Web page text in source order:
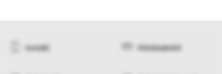
Kontakt Mõõdutabelid